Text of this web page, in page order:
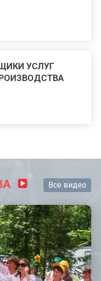
УСЛУГ
Все видео